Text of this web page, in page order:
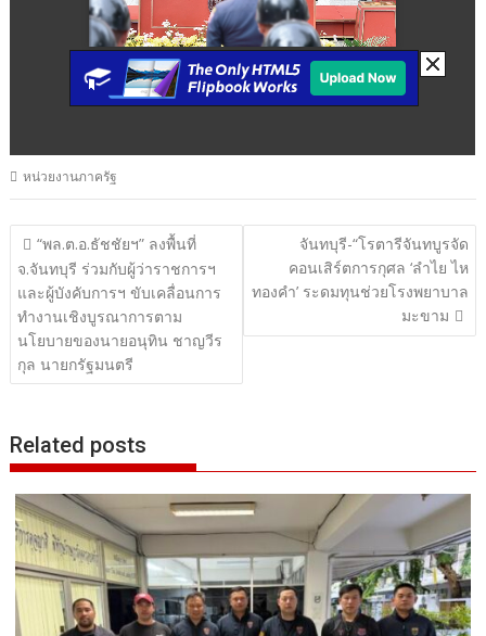
หน่วยงานภาครัฐ
แนะแนว
เรื่อง
“พล.ต.อ.ธัชชัยฯ” ลงพื้นที่
จ.จันทบุรี ร่วมกับผู้ว่าราชการฯ
และผู้บังคับการฯ ขับเคลื่อนการ
ทำงานเชิงบูรณาการตาม
นโยบายของนายอนุทิน ชาญวีร
กุล นายกรัฐมนตรี
จันทบุรี-“โรตารีจันทบูรจัด
คอนเสิร์ตการกุศล ‘ลำไย ไห
ทองคำ’ ระดมทุนช่วยโรงพยาบาล
มะขาม
Related posts